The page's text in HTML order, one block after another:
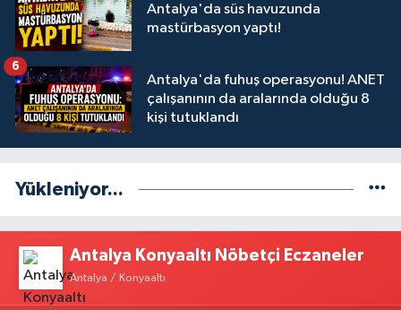
Antalya'da süs havuzunda
mastürbasyon yaptı!
Antalya'da fuhuş operasyonu! ANET
çalışanının da aralarında olduğu 8
kişi tutuklandı
6
Yükleniyor...
Antalya Konyaaltı Nöbetçi Eczaneler
Antalya / Konyaaltı